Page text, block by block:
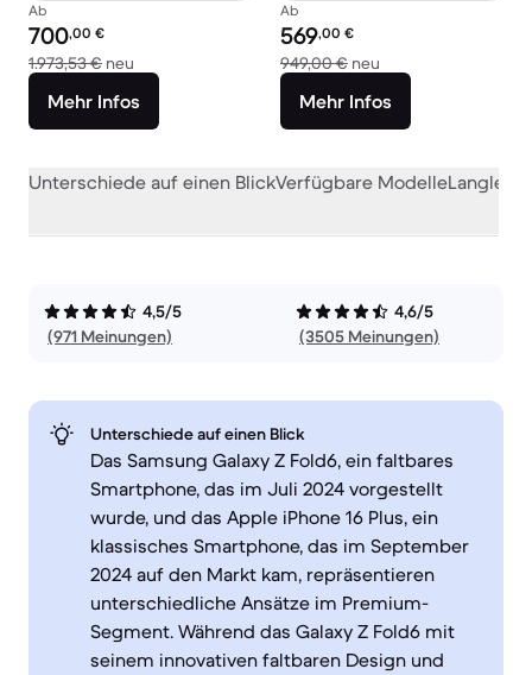
Ab
Preis des erneuerten Produkts:
700,00 €
1.973,53 € neu Im Vergleich zum Neupreis von 1.973,53 €
Mehr Infos
Ab
Preis des erneuerten Produkts:
569,00 €
949,00 € neu
Mehr Infos
Unterschiede auf einen BlickVerfügbare Modelle
4,5/5
(971 Meinungen)
4,6/5
(3505 Meinungen)
Unterschiede auf einen Blick
Das Samsung Galaxy Z Fold6, ein faltbares
Smartphone, das im Juli 2024 vorgestellt
wurde, und das Apple iPhone 16 Plus, ein
klassisches Smartphone, das im September
2024 auf den Markt kam, repräsentieren
unterschiedliche Ansätze im Premium-
Segment. Während das Galaxy Z Fold6 mit
seinem innovativen faltbaren Design und